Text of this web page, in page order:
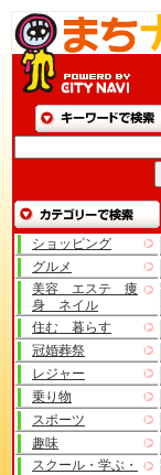
ショッピング
グルメ
美容 エステ 痩
身 ネイル
住む 暮らす
冠婚葬祭
レジャー
乗り物
スポーツ
趣味
スクール・学ぶ・